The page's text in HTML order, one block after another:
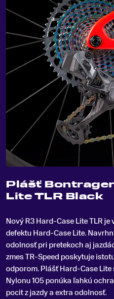
Plášť
Lite TLR Black
Nový R3 Hard-Case Lite TLR
defektu Hard-Case Lite.
odolnosť pri pretekoch aj
zmes TR-Speed ​​poskytuje
odporom. Plášť Hard-Case
Nylonu 105 ponúka ľahkú
pocit z jazdy a extra odolnosť.